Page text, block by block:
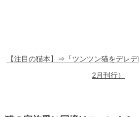
【注目の猫本】⇒「ツンツン猫をデレ
2月刊行）